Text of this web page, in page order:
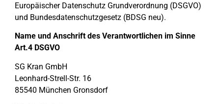
Europäischer Datenschutz Grundverordnung (DSGVO)
und Bundesdatenschutzgesetz (BDSG neu).
Name und Anschrift des Verantwortlichen im Sinne
Art.4 DSGVO
SG Kran GmbH
Leonhard-Strell-Str. 16
85540 München Gronsdorf